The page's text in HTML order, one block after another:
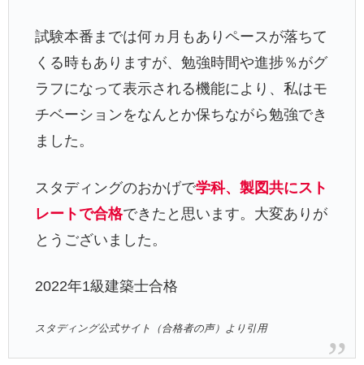
試験本番までは何ヵ月もありペースが落ちて
くる時もありますが、勉強時間や進捗％がグ
ラフになって表示される機能により、私はモ
チベーションをなんとか保ちながら勉強でき
ました。
スタディングのおかげで学科、製図共にスト
レートで合格できたと思います。大変ありが
とうございました。
2022年1級建築士合格
スタディング公式サイト（合格者の声）より引用